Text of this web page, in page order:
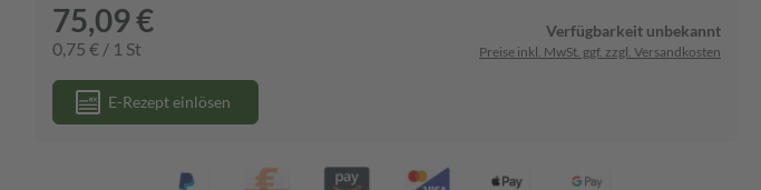
75,09 €
0,75 € / 1 St
Verfügbarkeit unbekannt
Preise inkl. MwSt. ggf. zzgl. Versandkosten
E-Rezept einlösen